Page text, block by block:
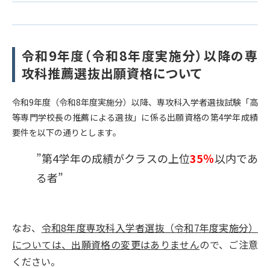
令和9年度（令和8年度実施分）以降の専
攻科推薦選抜出願資格について
令和9年度（令和8年度実施分）以降、専攻科入学者選抜試験「高
等専門学校長の推薦による選抜」に係る出願資格の第4学年成績
要件を以下の通りとします。
”第4学年の成績がクラスの上位35％以内であ
る者”
なお、 令和8年度専攻科入学者選抜（令和7年度実施分）
については、出願資格の変更はありませんので、ご注意
ください。